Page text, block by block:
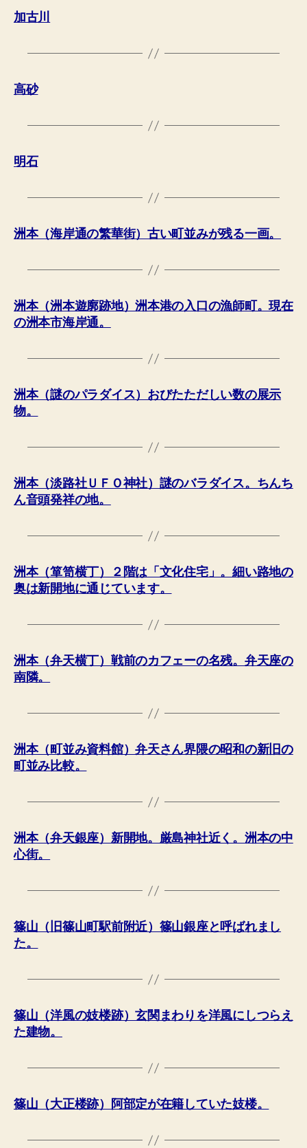
加古川
高砂
明石
洲本（海岸通の繁華街）古い町並みが残る一画。
洲本（洲本遊廓跡地）洲本港の入口の漁師町。現在
の洲本市海岸通。
洲本（謎のパラダイス）おびたただしい数の展示
物。
洲本（淡路社ＵＦＯ神社）謎のバラダイス。ちんち
ん音頭発祥の地。
洲本（箪笥横丁）２階は「文化住宅」。細い路地の
奥は新開地に通じています。
洲本（弁天横丁）戦前のカフェーの名残。弁天座の
南隣。
洲本（町並み資料館）弁天さん界隈の昭和の新旧の
町並み比較。
洲本（弁天銀座）新開地。厳島神社近く。洲本の中
心街。
篠山（旧篠山町駅前附近）篠山銀座と呼ばれまし
た。
篠山（洋風の妓楼跡）玄関まわりを洋風にしつらえ
た建物。
篠山（大正楼跡）阿部定が在籍していた妓楼。